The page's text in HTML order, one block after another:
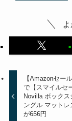
【Amazonセー
で【スマイルセ
Novilla ボックス
ングル マットレ
が656円